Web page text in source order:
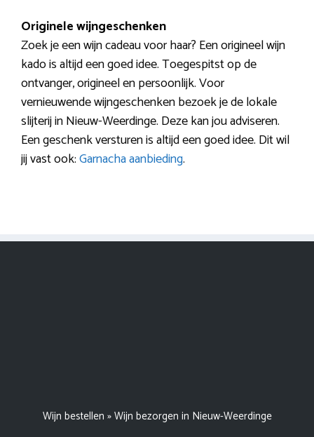
Originele wijngeschenken
Zoek je een wijn cadeau voor haar? Een origineel wijn
kado is altijd een goed idee. Toegespitst op de
ontvanger, origineel en persoonlijk. Voor
vernieuwende wijngeschenken bezoek je de lokale
slijterij in Nieuw-Weerdinge. Deze kan jou adviseren.
Een geschenk versturen is altijd een goed idee. Dit wil
jij vast ook:Garnacha aanbieding.
Wijn bestellen »Wijn bezorgen in Nieuw-Weerdinge